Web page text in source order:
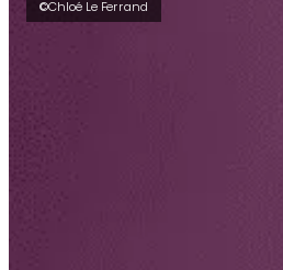
©Chloé Le Ferrand